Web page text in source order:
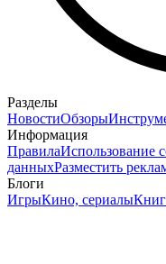
Разделы
НовостиОбзоры
Информация
ПравилаИспользование
данныхРазместить
Блоги
ИгрыКино, сериалы